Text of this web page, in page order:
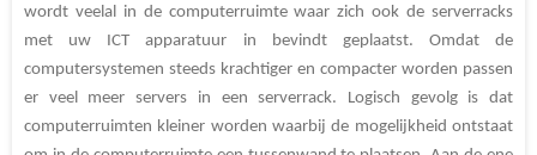
wordt veelal in de computerruimte waar zich ook de serverracks
met uw ICT apparatuur in bevindt geplaatst. Omdat de
computersystemen steeds krachtiger en compacter worden passen
er veel meer servers in een serverrack. Logisch gevolg is dat
computerruimten kleiner worden waarbij de mogelijkheid ontstaat